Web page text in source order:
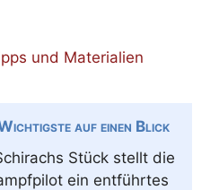
und Materialien
auf einen Blick
Stück stellt die
ein entführtes